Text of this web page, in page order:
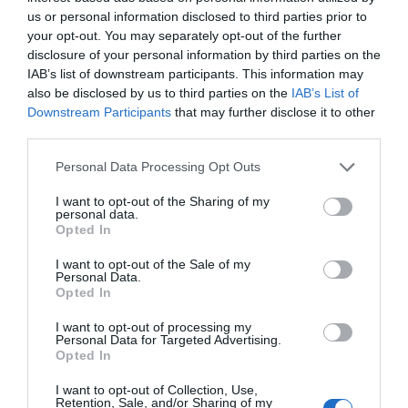
us or personal information disclosed to third parties prior to
your opt-out. You may separately opt-out of the further
disclosure of your personal information by third parties on the
IAB’s list of downstream participants. This information may
also be disclosed by us to third parties on the IAB’s List of
Downstream Participants that may further disclose it to other
Personal Data Processing Opt Outs
I want to opt-out of the Sharing of my
personal data.
Opted In
I want to opt-out of the Sale of my
Personal Data.
Opted In
I want to opt-out of processing my
Personal Data for Targeted Advertising.
Opted In
I want to opt-out of Collection, Use,
Retention, Sale, and/or Sharing of my
Isabel Pantoja pierde dos pleitos
con Hacienda por 700.000
euros... suma y sigue
Eulogio López
El IBEX 35 cerró la sesión del
miércoles en los 20.057 puntos,
un nuevo récord
Eulogio López
Argumentos